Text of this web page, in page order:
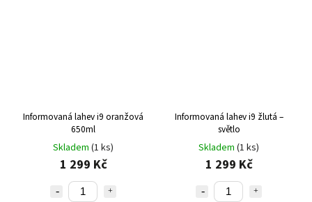
Informovaná lahev i9 oranžová
650ml
Skladem (1 ks)
1 299 Kč
Informovaná lahev i9 žlutá –
světlo
Skladem (1 ks)
1 299 Kč